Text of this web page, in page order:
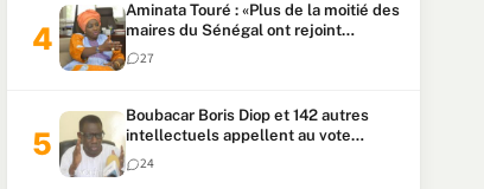
Aminata Touré : «Plus de la moitié des
maires du Sénégal ont rejoint
Kiiraay»
27
Boubacar Boris Diop et 142 autres
intellectuels appellent au vote
urgent de la révision
constitutionnelle
24